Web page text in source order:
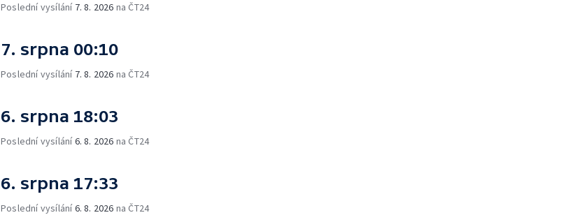
Poslední vysílání 7. 8. 2026 na ČT24
7. srpna 00:10
Poslední vysílání 7. 8. 2026 na ČT24
6. srpna 18:03
Poslední vysílání6. 8. 2026 na ČT24
6. srpna 17:33
Poslední vysílání6. 8. 2026 na ČT24